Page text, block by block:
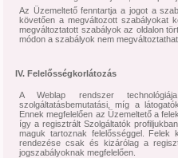
Az Üzemeltető fenntartja a jogot a
követően a megváltozott szabályokat
megváltoztatott szabályok az oldalon
módon a szabályok nem
IV. Felelősségkorlátozás
A Weblap rendszer
szolgáltatásbemutatási, míg a
Ennek megfelelően az Üzemeltető a
így a regisztrált Szolgáltatók
maguk tartoznak felelősséggel. Felek
rendezése csak és kizárólag a
jogszabályoknak megfelelően.